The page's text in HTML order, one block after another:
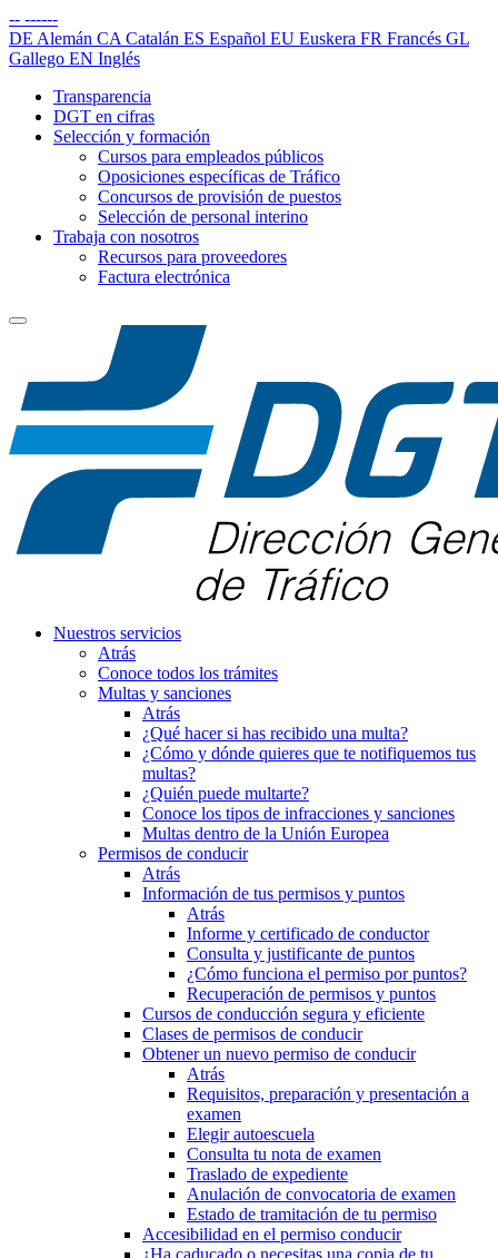
-- ------
DE Alemán CA Catalán ES Español EU Euskera FR Francés GL
Gallego EN Inglés
Transparencia
DGT en cifras
Selección y formación
Cursos para empleados públicos
Oposiciones específicas de Tráfico
Concursos de provisión de puestos
Selección de personal interino
Trabaja con nosotros
Recursos para proveedores
Factura electrónica
Nuestros servicios
Atrás
Conoce todos los trámites
Multas y sanciones
Atrás
¿Qué hacer si has recibido una multa?
¿Cómo y dónde quieres que te notifiquemos tus
multas?
¿Quién puede multarte?
Conoce los tipos de infracciones y sanciones
Multas dentro de la Unión Europea
Permisos de conducir
Atrás
Información de tus permisos y puntos
Atrás
Informe y certificado de conductor
Consulta y justificante de puntos
¿Cómo funciona el permiso por puntos?
Recuperación de permisos y puntos
Cursos de conducción segura y eficiente
Clases de permisos de conducir
Obtener un nuevo permiso de conducir
Atrás
Requisitos, preparación y presentación a
examen
Elegir autoescuela
Consulta tu nota de examen
Traslado de expediente
Anulación de convocatoria de examen
Estado de tramitación de tu permiso
Accesibilidad en el permiso conducir